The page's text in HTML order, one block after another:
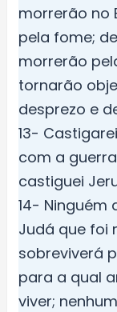
morrerão no
pela fome;
morrerão
tornarão
desprezo e
13-
com a
castiguei
14- Ninguém
Judá que foi
sobreviverá
para a qual
viver;